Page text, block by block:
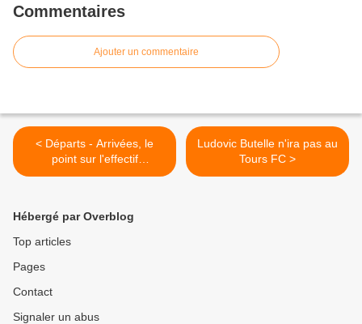
Commentaires
Ajouter un commentaire
< Départs - Arrivées, le
point sur l'effectif
tourangeau
Ludovic Butelle n'ira pas au
Tours FC >
Hébergé par Overblog
Top articles
Pages
Contact
Signaler un abus